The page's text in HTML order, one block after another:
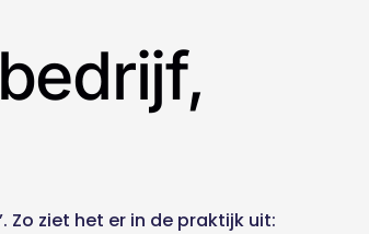
ziet het er in de praktijk uit: